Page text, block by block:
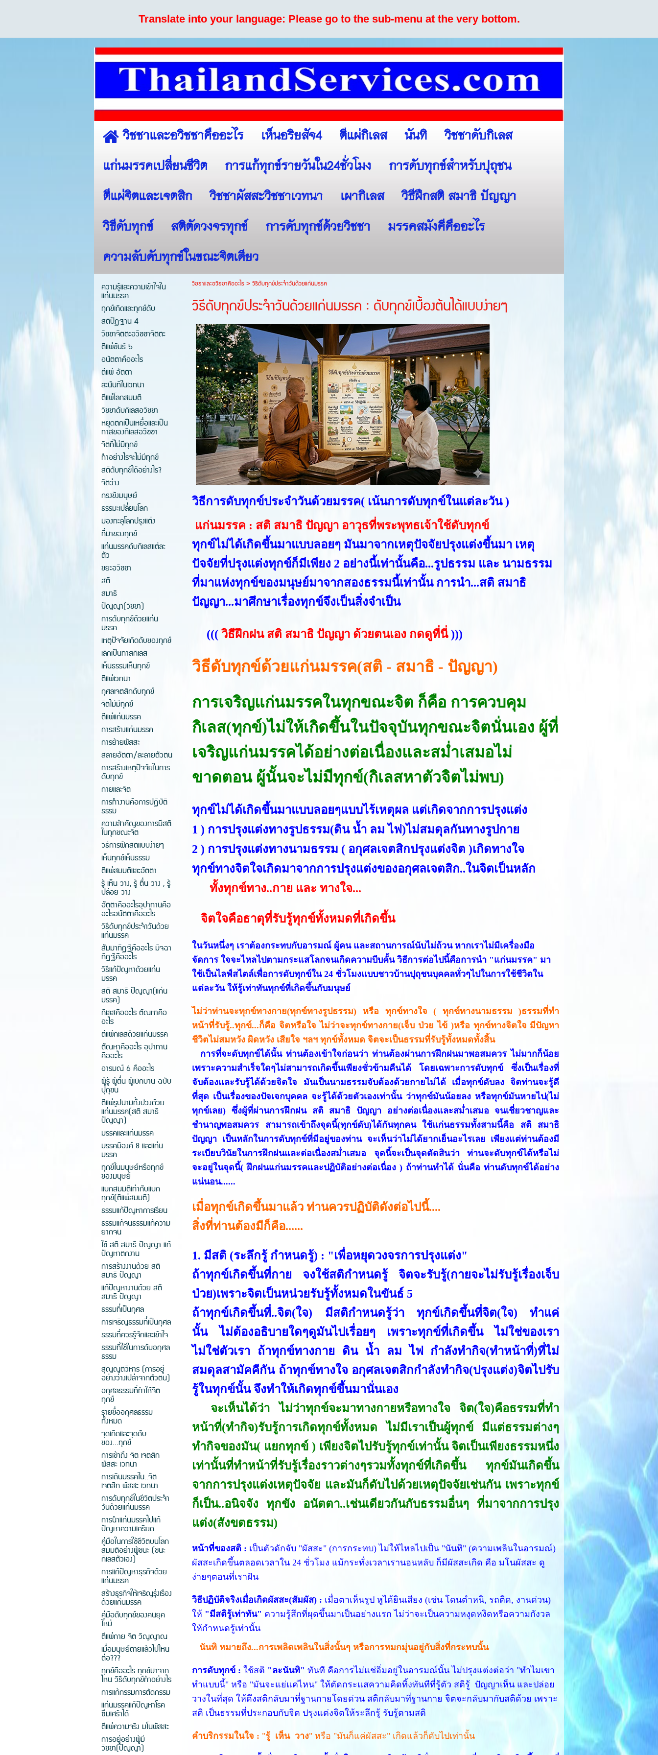
Translate into your language: Please go to the sub-menu at the very bottom.
วิชชาและอวิชชาคืออะไร เห็นอริยสัจ4 ตีแผ่กิเลส นันทิ
วิชชาดับกิเลส
แก่นมรรคเปลี่ยนชีวิต
การแก้ทุกข์รายวันใน24ชั่วโมง
การดับทุกข์สำหรับปุถุชน
ตีแผ่จิตและเจตสิก
วิชชาผัสสะวิชชาเวทนา เผากิเลส
วิธีฝึกสติ สมาธิ ปัญญา
วิธีดับทุกข์
สติตัดวงจรทุกข์ การดับทุกข์ด้วยวิชชา
มรรคสมังคีคืออะไร
ความลับดับทุกข์ในขณะจิตเดียว
ความรู้และความเข้าใจใน
แก่นมรรค
ทุกข์เกิดและทุกข์ดับ
สติปัฏฐาน 4
วิชชาจิตตะอวิชชาจิตตะ
ตีแผ่ขันธ์ 5
อนัตตาคืออะไร
ตีแผ่ อัตตา
ละนันทิในเวทนา
ตีแผ่โลกสมมติ
วิชชาดับกิเลสอวิชชา
หยุดตกเป็นเหยื่อและเป็น
ทาสของกิเลสอวิชชา
จิตที่ไม่มีทุกข์
ทำอย่างไรจะไม่มีทุกข์
สติดับทุกข์ได้อย่างไร?
จิตว่าง
กรงขังมนุษย์
ธรรมะเปลี่ยนโลก
มองทะลุโลกปรุงแต่ง
ที่มาของทุกข์
แก่นมรรคดับกิเลสแต่ละ
ตัว
ขยะอวิชชา
สติ
สมาธิ
ปัญญา(วิชชา)
การดับทุกข์ด้วยแก่น
มรรค
เหตุปัจจัยเกิดดับของทุกข์
เลิกเป็นทาสกิเลส
เห็นธรรมเห็นทุกข์
ตีแผ่เวทนา
กุศลเจตสิกดับทุกข์
จิตไม่มีทุกข์
ตีแผ่แก่นมรรค
การสร้างแก่นมรรค
การย้ายผัสสะ
สลายอัตตา/ละลายตัวตน
การสร้างเหตุปัจจัยในการ
ดับทุกข์
กายและจิต
การทำงานคือการปฏิบัติ
ธรรม
ความสำคัญของการมีสติ
ในทุกขณะจิต
วิธีการฝึกสติแบบง่ายๆ
เห็นทุกข์เห็นธรรม
ตีแผ่สมมติและอัตตา
รู้ เห็น วาง, รู้ ตื่น วาง , รู้
ปล่อย วาง
อัตตาคืออะไรอุปาทานคือ
อะไรอนัตตาคืออะไร
วิธีดับทุกข์ประจำวันด้วย
แก่นมรรค
สัมมาทิฏฐิคืออะไร มิจฉา
ทิฏฐิคืออะไร
วิธีแก้ปัญหาด้วยแก่น
มรรค
สติ สมาธิ ปัญญา(แก่น
มรรค)
กิเลสคืออะไร ตัณหาคือ
อะไร
ตีแผ่กิเลสด้วยแก่นมรรค
ตัณหาคืออะไร อุปาทาน
คืออะไร
อารมณ์ 6 คืออะไร
ผู้รู้ ผู้ตื่น ผู้เบิกบาน ฉบับ
ปุถุชน
ตีแผ่รูปนามทั้งปวงด้วย
แก่นมรรค(สติ สมาธิ
ปัญญา)
มรรคและแก่นมรรค
มรรคมีองค์ 8 และแก่น
มรรค
ทุกข์ในมนุษย์หรือทุกข์
ของมนุษย์
แบกสมมติเท่ากับแบก
ทุกข์(ตีแผ่สมมติ)
ธรรมแก้ปัญหาการเรียน
ธรรมแก้จนธรรมแก้ความ
ยากจน
ใช้ สติ สมาธิ ปัญญา แก้
ปัญหาตกงาน
การสร้างงานด้วย สติ
สมาธิ ปัญญา
แก้ปัญหางานด้วย สติ
สมาธิ ปัญญา
ธรรมที่เป็นกุศล
การเจริญธรรมที่เป็นกุศล
ธรรมที่ควรรู้จักและเข้าใจ
ธรรมที่ใช้ในการดับอกุศล
ธรรม
สุญญตวิหาร (การอยู่
อย่างว่างเปล่าจากตัวตน)
อกุศลธรรมที่ทำให้จิต
ทุกข์
รายชื่ออกุศลธรรม
ทั้งหมด
จุดเกิดและจุดดับ
ของ...ทุกข์
การเข้าถึง จิต เจตสิก
ผัสสะ เวทนา
การเดินมรรคใน..จิต
เจตสิก ผัสสะ เวทนา
การดับทุกข์ในชีวิตประจำ
วันด้วยแก่นมรรค
การนำแก่นมรรคไปแก้
ปัญหาความเครียด
คู่มือในการใช้ชีวิตบนโลก
สมมติอย่างผู้ชนะ (ชนะ
กิเลสตัวเอง)
การแก้ปัญหาธุรกิจด้วย
แก่นมรรค
สร้างธุรกิจให้เจริญรุ่งเรือง
ด้วยแก่นมรรค
คู่มือดับทุกข์ของคนยุค
ใหม่
ตีแผ่กาย จิต วิญญาณ
เมื่อมนุษย์ตายแล้วไปไหน
ต่อ???
ทุกข์คืออะไร ทุกข์มาจาก
ไหน วิธีดับทุกข์ทำอย่างไร
การแก้กรรมการตัดกรรม
แก่นมรรคแก้ปัญหาโรค
ซึมเศร้าได้
ตีแผ่ความจริง มโนผัสสะ
การอยู่อย่างผู้มี
วิชชา(ปัญญา)
วิชชาและอวิชชาคืออะไร>วิธีดับทุกข์ประจำวันด้วยแก่นมรรค
วิธีดับทุกข์ประจำวันด้วยแก่นมรรค : ดับทุกข์เบื้องต้นได้แบบง่ายๆ
วิธีการดับทุกข์ประจำวันด้วยมรรค( เน้นการดับทุกข์ในแต่ละวัน )
แก่นมรรค : สติ สมาธิ ปัญญา อาวุธที่พระพุทธเจ้าใช้ดับทุกข์
ทุกข์ไม่ได้เกิดขึ้นมาแบบลอยๆ มันมาจากเหตุปัจจัยปรุงแต่งขึ้นมา เหตุ
ปัจจัยที่ปรุงแต่งทุกข์ก็มีเพียง 2 อย่างนี้เท่านั้นคือ...รูปธรรม และ นามธรรม
ที่มาแห่งทุกข์ของมนุษย์มาจากสองธรรมนี้เท่านั้น การนำ...สติ สมาธิ
ปัญญา...มาศึกษาเรื่องทุกข์จึงเป็นสิ่งจำเป็น
((( วิธีฝึกฝน สติ สมาธิ ปัญญา ด้วยตนเอง กดดูที่นี่)))
วิธีดับทุกข์ด้วยแก่นมรรค(สติ - สมาธิ - ปัญญา)
การเจริญแก่นมรรคในทุกขณะจิต ก็คือ การควบคุม
กิเลส(ทุกข์)ไม่ให้เกิดขึ้นในปัจจุบันทุกขณะจิตนั่นเอง ผู้ที่
เจริญแก่นมรรคได้อย่างต่อเนื่องและสม่ำเสมอไม่
ขาดตอน ผู้นั้นจะไม่มีทุกข์(กิเลสหาตัวจิตไม่พบ)
ทุกข์ไม่ได้เกิดขึ้นมาแบบลอยๆแบบไร้เหตุผล แต่เกิดจากการปรุงแต่ง
1 ) การปรุงแต่งทางรูปธรรม(ดิน น้ำ ลม ไฟ)ไม่สมดุลกันทางรูปกาย
2 ) การปรุงแต่งทางนามธรรม ( อกุศลเจตสิกปรุงแต่งจิต )เกิดทางใจ
ทุกข์ทางจิตใจเกิดมาจากการปรุงแต่งของอกุศลเจตสิก..ในจิตเป็นหลัก
ทั้งทุกข์ทาง..กาย และ ทางใจ...
จิตใจคือธาตุที่รับรู้ทุกข์ทั้งหมดที่เกิดขึ้น
ในวันหนึ่งๆ เราต้องกระทบกับอารมณ์ ผู้คน และสถานการณ์นับไม่ถ้วน หากเราไม่มีเครื่องมือ
จัดการ ใจจะไหลไปตามกระแสโลกจนเกิดความบีบคั้น วิธีการต่อไปนี้คือการนำ "แก่นมรรค" มา
ใช้เป็นไลฟ์สไตล์เพื่อการดับทุกข์ใน 24 ชั่วโมงแบบชาวบ้านปุถุชนบุคคลทั่วๆไปในการใช้ชีวิตใน
แต่ละวัน ให้รู้เท่าทันทุกข์ที่เกิดขึ้นกับมนุษย์
ไม่ว่าท่านจะทุกข์ทางกาย(ทุกข์ทางรูปธรรม) หรือ ทุกข์ทางใจ ( ทุกข์ทางนามธรรม )ธรรมที่ทำ
หน้าที่รับรู้..ทุกข์...ก็คือ จิตหรือใจ ไม่ว่าจะทุกข์ทางกาย(เจ็บ ป่วย ไข้ )หรือ ทุกข์ทางจิตใจ มีปัญหา
ชีวิตไม่สมหวัง ผิดหวัง เสียใจ ฯลฯ ทุกข์ทั้งหมด จิตจะเป็นธรรมที่รับรู้ทั้งหมดทั้งสิ้น
การที่จะดับทุกข์ได้นั้น ท่านต้องเข้าใจก่อนว่า ท่านต้องผ่านการฝึกฝนมาพอสมควร ไม่มากก็น้อย
เพราะความสำเร็จใดๆไม่สามารถเกิดขึ้นเพียงชั่วข้ามคืนได้ โดยเฉพาะการดับทุกข์ ซึ่งเป็นเรื่องที่
จับต้องและรับรู้ได้ด้วยจิตใจ มันเป็นนามธรรมจับต้องด้วยกายไม่ได้ เมื่อทุกข์ดับลง จิตท่านจะรู้ดี
ที่สุด เป็นเรื่องของปัจเจกบุคคล จะรู้ได้ด้วยตัวเองเท่านั้น ว่าทุกข์มันน้อยลง หรือทุกข์มันหายไป(ไม่
ทุกข์เลย) ซึ่งผู้ที่ผ่านการฝึกฝน สติ สมาธิ ปัญญา อย่างต่อเนื่องและสม่ำเสมอ จนเชี่ยวชาญและ
ชำนาญพอสมควร สามารถเข้าถึงจุดนี้(ทุกข์ดับ)ได้กันทุกคน ใช้แก่นธรรมทั้งสามนี้คือ สติ สมาธิ
ปัญญา เป็นหลักในการดับทุกข์ที่มีอยู่ของท่าน จะเห็นว่าไม่ได้ยากเย็นอะไรเลย เพียงแต่ท่านต้องมี
ระเบียบวินัยในการฝึกฝนและต่อเนื่องสม่ำเสมอ จุดนี้จะเป็นจุดตัดสินว่า ท่านจะดับทุกข์ได้หรือไม่
จะอยู่ในจุดนี้( ฝึกฝนแก่นมรรคและปฏิบัติอย่างต่อเนื่อง ) ถ้าท่านทำได้ นั่นคือ ท่านดับทุกข์ได้อย่าง
แน่นอน......
เมื่อทุกข์เกิดขึ้นมาแล้ว ท่านควรปฏิบัติดังต่อไปนี้....
สิ่งที่ท่านต้องมีก็คือ......
1. มีสติ (ระลึกรู้ กำหนดรู้) : "เพื่อหยุดวงจรการปรุงแต่ง"
ถ้าทุกข์เกิดขึ้นที่กาย จงใช้สติกำหนดรู้ จิตจะรับรู้(กายจะไม่รับรู้เรื่องเจ็บ
ป่วย)เพราะจิตเป็นหน่วยรับรู้ทั้งหมดในขันธ์ 5
ถ้าทุกข์เกิดขึ้นที่..จิต(ใจ) มีสติกำหนดรู้ว่า ทุกข์เกิดขึ้นที่จิต(ใจ) ทำแค่
นั้น ไม่ต้องอธิบายใดๆดูมันไปเรื่อยๆ เพราะทุกข์ที่เกิดขึ้น ไม่ใช่ของเรา
ไม่ใช่ตัวเรา ถ้าทุกข์ทางกาย ดิน น้ำ ลม ไฟ กำลังทำกิจ(ทำหน้าที่)ที่ไม่
สมดุลสามัคคีกัน ถ้าทุกข์ทางใจ อกุศลเจตสิกกำลังทำกิจ(ปรุงแต่ง)จิตไปรับ
รู้ในทุกข์นั้น จึงทำให้เกิดทุกข์ขึ้นมานั่นเอง
จะเห็นได้ว่า ไม่ว่าทุกข์จะมาทางกายหรือทางใจ จิต(ใจ)คือธรรมที่ทำ
หน้าที่(ทำกิจ)รับรู้การเกิดทุกข์ทั้งหมด ไม่มีเราเป็นผู้ทุกข์ มีแต่ธรรมต่างๆ
ทำกิจของมัน( แยกทุกข์ ) เพียงจิตไปรับรู้ทุกข์เท่านั้น จิตเป็นเพียงธรรมหนึ่ง
เท่านั้นที่ทำหน้าที่รับรู้เรื่องราวต่างๆรวมทั้งทุกข์ที่เกิดขึ้น ทุกข์มันเกิดขึ้น
จากการปรุงแต่งเหตุปัจจัย และมันก็ดับไปด้วยเหตุปัจจัยเช่นกัน เพราะทุกข์
ก็เป็น..อนิจจัง ทุกขัง อนัตตา..เช่นเดียวกันกับธรรมอื่นๆ ที่มาจากการปรุง
แต่ง(สังขตธรรม)
หน้าที่ของสติ : เป็นตัวดักจับ "ผัสสะ" (การกระทบ) ไม่ให้ไหลไปเป็น "นันทิ" (ความเพลินในอารมณ์)
ผัสสะเกิดขึ้นตลอดเวลาใน 24 ชั่วโมง แม้กระทั่งเวลาเรานอนหลับ ก็มีผัสสะเกิด คือ มโนผัสสะ ดู
ง่ายๆตอนที่เราฝัน
วิธีปฏิบัติจริงเมื่อเกิดผัสสะ(สัมผัส) : เมื่อตาเห็นรูป หูได้ยินเสียง (เช่น โดนตำหนิ, รถติด, งานด่วน)
ให้ "มีสติรู้เท่าทัน" ความรู้สึกที่ผุดขึ้นมาเป็นอย่างแรก ไม่ว่าจะเป็นความหงุดหงิดหรือความกังวล
ให้กำหนดรู้เท่านั้น
นันทิ หมายถึง...การเพลิดเพลินในสิ่งนั้นๆ หรือการหมกมุ่นอยู่กับสิ่งที่กระทบนั้น
การดับทุกข์ : ใช้สติ "ละนันทิ" ทันที คือการไม่แช่อิ่มอยู่ในอารมณ์นั้น ไม่ปรุงแต่งต่อว่า "ทำไมเขา
ทำแบบนี้" หรือ "มันจะแย่แค่ไหน" ให้ตัดกระแสความคิดทิ้งทันทีที่รู้ตัว สติรู้ ปัญญาเห็น และปล่อย
วางในที่สุด ให้ดึงสติกลับมาที่ฐานกายโดยด่วน สติกลับมาที่ฐานกาย จิตจะกลับมากับสติด้วย เพราะ
สติ เป็นธรรมที่ประกอบกับจิต ปรุงแต่งจิตให้ระลึกรู้ รับรู้ตามสติ
คำบริกรรมในใจ : "รู้ เห็น วาง" หรือ "มันก็แค่ผัสสะ" เกิดแล้วก็ดับไปเท่านั้น